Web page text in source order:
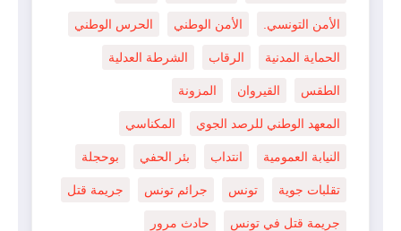
الأمن التونسي. الأمن الوطني الحرس الوطني
الحماية المدنية الرقاب الشرطة العدلية
الطقس القيروان المزونة
المعهد الوطني للرصد الجوي المكناسي
النيابة العمومية انتداب بئر الحفي بوحجلة
تقلبات جوية تونس جرائم تونس جريمة قتل
جريمة قتل في تونس حادث مرور